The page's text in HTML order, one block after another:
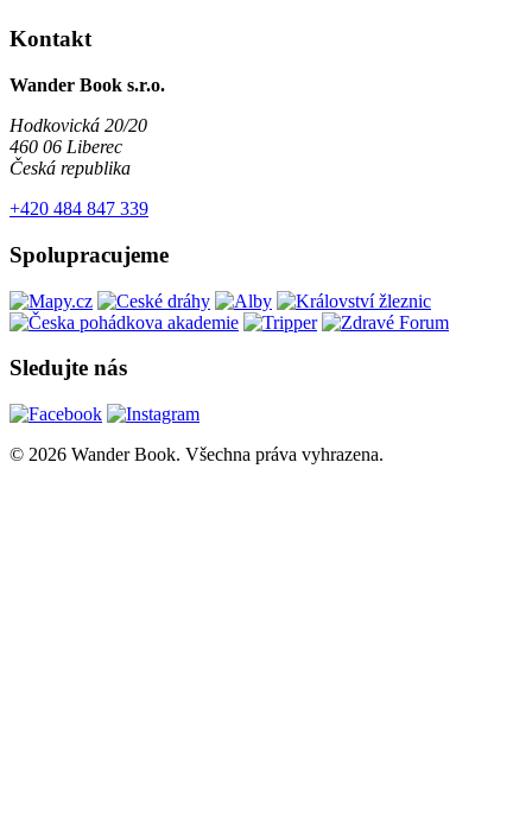
Kontakt
Wander Book s.r.o.
Hodkovická 20/20
460 06 Liberec
Česká republika
+420 484 847 339
Spolupracujeme
Sledujte nás
© 2026 Wander Book. Všechna práva vyhrazena.